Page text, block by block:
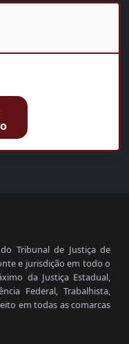
01:35
Tribunal de Justiça de
e jurisdição em todo o
da Justiça Estadual,
Federal, Trabalhista,
em todas as comarcas